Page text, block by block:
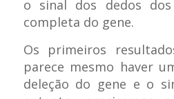
o sinal dos dedos
completa do gene.
Os primeiros
parece mesmo haver
deleção do gene e o